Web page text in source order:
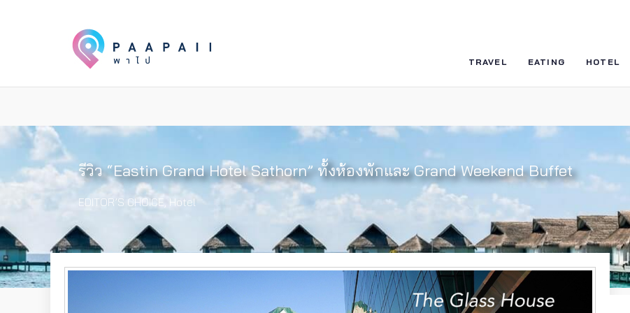
TRAVEL EATING HOTEL
รีวิว “Eastin Grand Hotel Sathorn” ทั้งห้องพักและ Grand Weekend Buffet
EDITOR’S CHOICE, Hotel